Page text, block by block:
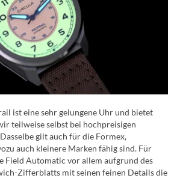
ist eine sehr gelungene Uhr und bietet
teilweise selbst bei hochpreisigen
gilt auch für die Formex,
auch kleinere Marken fähig sind. Für
Field Automatic vor allem aufgrund des
Zifferblatts mit seinen feinen Details die